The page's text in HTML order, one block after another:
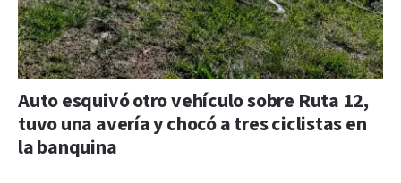
Auto esquivó otro vehículo sobre Ruta 12,
tuvo una avería y chocó a tres ciclistas en
la banquina